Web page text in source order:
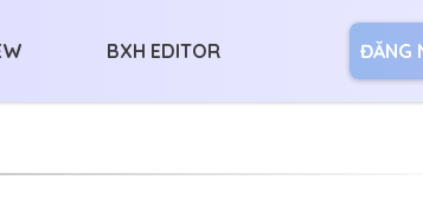
BXH EDITOR ĐĂNG